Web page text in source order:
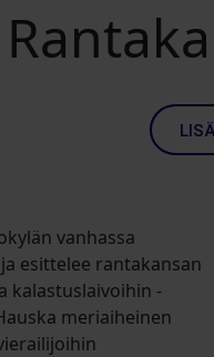
vanhassa
esittelee rantakansan
kalastuslaivoihin -
meriaiheinen